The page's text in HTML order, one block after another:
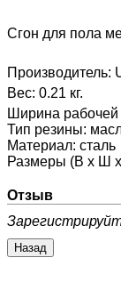
Сгон для пола
Производитель:
Вес: 0.21 кг.
Ширина рабочей
Тип резины:
Материал: сталь
Размеры (В х Ш
Отзыв